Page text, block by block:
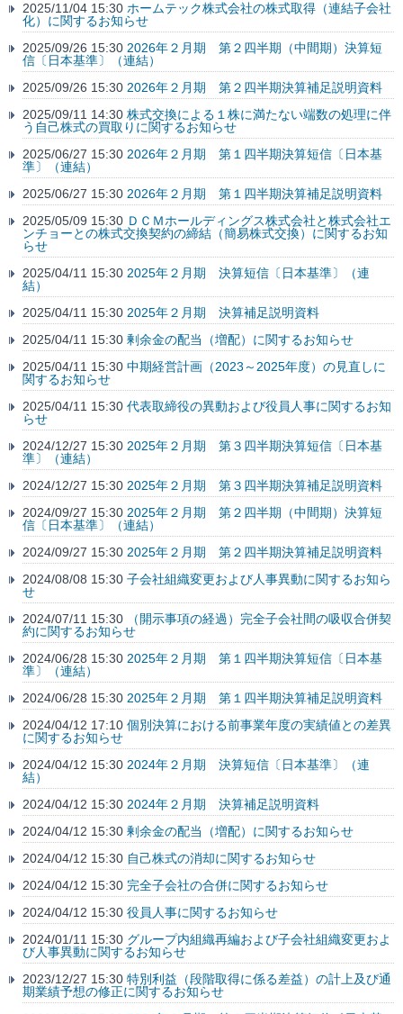
2025/11/04 15:30 ホームテック株式会社の株式取得（連結子会社
化）に関するお知らせ
2025/09/26 15:30 2026年２月期 第２四半期（中間期）決算短
信〔日本基準〕（連結）
2025/09/26 15:30 2026年２月期 第２四半期決算補足説明資料
2025/09/11 14:30 株式交換による１株に満たない端数の処理に伴
う自己株式の買取りに関するお知らせ
2025/06/27 15:30 2026年２月期 第１四半期決算短信〔日本基
準〕（連結）
2025/06/27 15:30 2026年２月期 第１四半期決算補足説明資料
2025/05/09 15:30 ＤＣＭホールディングス株式会社と株式会社エ
ンチョーとの株式交換契約の締結（簡易株式交換）に関するお知
らせ
2025/04/11 15:30 2025年２月期 決算短信〔日本基準〕（連
結）
2025/04/11 15:30 2025年２月期 決算補足説明資料
2025/04/11 15:30 剰余金の配当（増配）に関するお知らせ
2025/04/11 15:30 中期経営計画（2023～2025年度）の見直しに
関するお知らせ
2025/04/11 15:30 代表取締役の異動および役員人事に関するお知
らせ
2024/12/27 15:30 2025年２月期 第３四半期決算短信〔日本基
準〕（連結）
2024/12/27 15:30 2025年２月期 第３四半期決算補足説明資料
2024/09/27 15:30 2025年２月期 第２四半期（中間期）決算短
信〔日本基準〕（連結）
2024/09/27 15:30 2025年２月期 第２四半期決算補足説明資料
2024/08/08 15:30 子会社組織変更および人事異動に関するお知ら
せ
2024/07/11 15:30
（開示事項の経過）完全子会社間の吸収合併契
約に関するお知らせ
2024/06/28 15:30 2025年２月期 第１四半期決算短信〔日本基
準〕（連結）
2024/06/28 15:30 2025年２月期 第１四半期決算補足説明資料
2024/04/12 17:10 個別決算における前事業年度の実績値との差異
に関するお知らせ
2024/04/12 15:30 2024年２月期 決算短信〔日本基準〕（連
結）
2024/04/12 15:30 2024年２月期 決算補足説明資料
2024/04/12 15:30 剰余金の配当（増配）に関するお知らせ
2024/04/12 15:30 自己株式の消却に関するお知らせ
2024/04/12 15:30 完全子会社の合併に関するお知らせ
2024/04/12 15:30 役員人事に関するお知らせ
2024/01/11 15:30 グループ内組織再編および子会社組織変更およ
び人事異動に関するお知らせ
2023/12/27 15:30 特別利益（段階取得に係る差益）の計上及び通
期業績予想の修正に関するお知らせ